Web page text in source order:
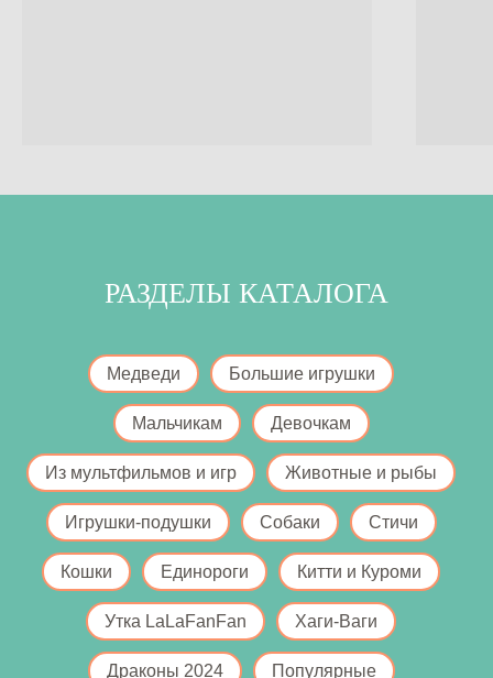
РАЗДЕЛЫ КАТАЛОГА
Медведи Большие игрушки
Мальчикам Девочкам
Из мультфильмов и игр Животные и рыбы
Игрушки-подушки Собаки Стичи
Кошки Единороги Китти и Куроми
Утка LaLaFanFan Хаги-Ваги
Драконы 2024 Популярные